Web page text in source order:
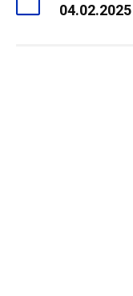
04.02.2025